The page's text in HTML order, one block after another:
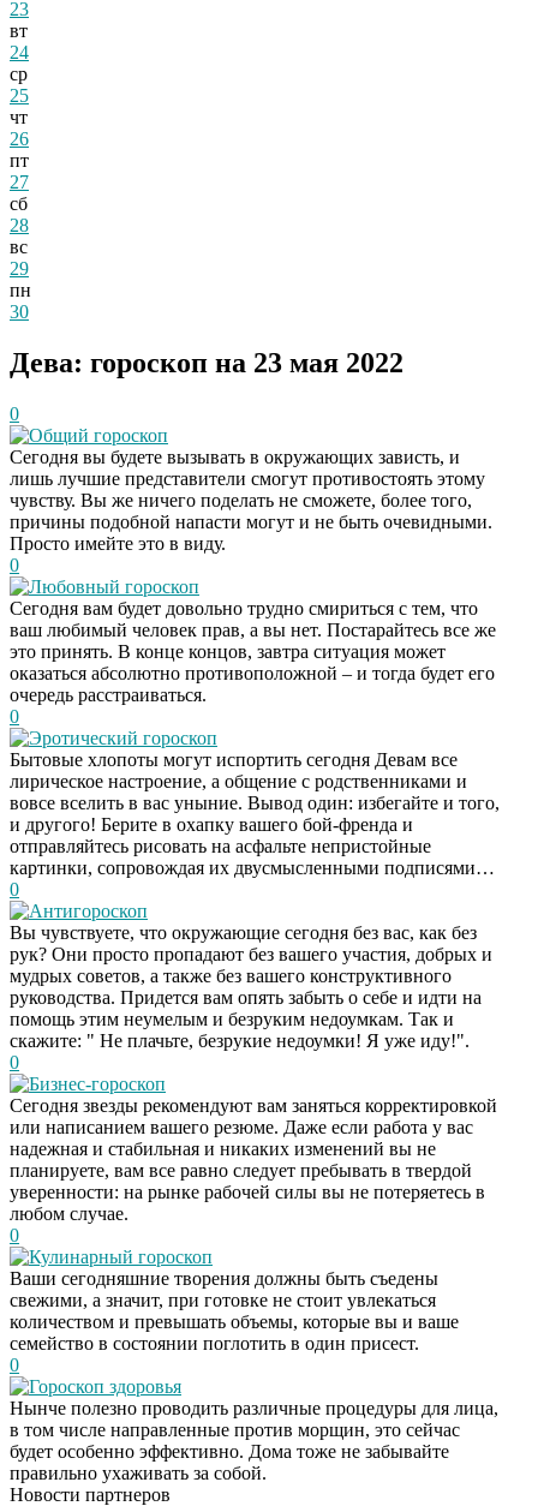
23
вт
24
ср
25
чт
26
пт
27
сб
28
вс
29
пн
30
Дева: гороскоп на 23 мая 2022
0
Общий гороскоп
Сегодня вы будете вызывать в окружающих зависть, и
лишь лучшие представители смогут противостоять этому
чувству. Вы же ничего поделать не сможете, более того,
причины подобной напасти могут и не быть очевидными.
Просто имейте это в виду.
0
Любовный гороскоп
Сегодня вам будет довольно трудно смириться с тем, что
ваш любимый человек прав, а вы нет. Постарайтесь все же
это принять. В конце концов, завтра ситуация может
оказаться абсолютно противоположной – и тогда будет его
очередь расстраиваться.
0
Эротический гороскоп
Бытовые хлопоты могут испортить сегодня Девам все
лирическое настроение, а общение с родственниками и
вовсе вселить в вас уныние. Вывод один: избегайте и того,
и другого! Берите в охапку вашего бой-френда и
отправляйтесь рисовать на асфальте непристойные
картинки, сопровождая их двусмысленными подписями…
0
Антигороскоп
Вы чувствуете, что окружающие сегодня без вас, как без
рук? Они просто пропадают без вашего участия, добрых и
мудрых советов, а также без вашего конструктивного
руководства. Придется вам опять забыть о себе и идти на
помощь этим неумелым и безруким недоумкам. Так и
скажите: " Не плачьте, безрукие недоумки! Я уже иду!".
0
Бизнес-гороскоп
Сегодня звезды рекомендуют вам заняться корректировкой
или написанием вашего резюме. Даже если работа у вас
надежная и стабильная и никаких изменений вы не
планируете, вам все равно следует пребывать в твердой
уверенности: на рынке рабочей силы вы не потеряетесь в
любом случае.
0
Кулинарный гороскоп
Ваши сегодняшние творения должны быть съедены
свежими, а значит, при готовке не стоит увлекаться
количеством и превышать объемы, которые вы и ваше
семейство в состоянии поглотить в один присест.
0
Гороскоп здоровья
Нынче полезно проводить различные процедуры для лица,
в том числе направленные против морщин, это сейчас
будет особенно эффективно. Дома тоже не забывайте
правильно ухаживать за собой.
Новости партнеров
Скрытая камера на
пляже Крыма: Что
люди вытворяют, когда
их не видят...